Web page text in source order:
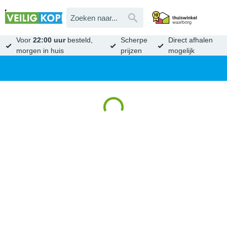
Voor22:00 uurbesteld,
morgen in huis
Scherpe
prijzen
Direct afhalen
mogelijk